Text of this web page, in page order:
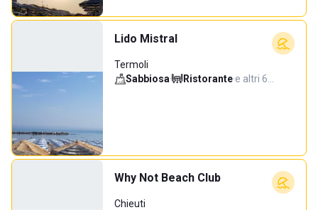
Lido Mistral
Termoli
Sabbiosa· Ristorante·e altri 6…
Why Not Beach Club
Chieuti